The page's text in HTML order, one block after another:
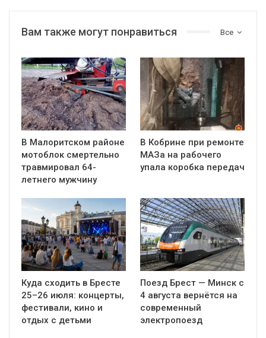
Все
Вам также могут понравиться
В Малоритском районе
мотоблок смертельно
травмировал 64-
летнего мужчину
В Кобрине при ремонте
МАЗа на рабочего
упала коробка передач
Куда сходить в Бресте
25–26 июля: концерты,
фестивали, кино и
отдых с детьми
Поезд Брест — Минск с
4 августа вернётся на
современный
электропоезд